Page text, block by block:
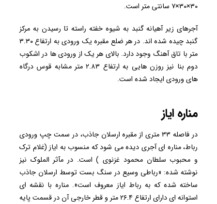
۳۰×۳۰×۷ سانتی متر است.
آجرهای زیر آهیانه گنبد به شیوه خفته راسته تا رسیدن به مرکز
گنبد چیده شده اند. در هر ضلع مقبره یک ورودی به ارتفاع ۳.۳۰
متر با تاق آهنگ وجود دارد. بالای هر یک از ورودی ها در اشکوب
دوم بنا نیز روزن هایی به ارتفاع ۲.۸۳ متر مشابه قوس درگاه
های ورودی ایجاد شده است.
مناره ایاز
در فاصله ۳۳ متری از مقبره ارسلان جاذب، در سمت چپ ورودی
رباط، مناره ای آجری دیده می شود که منسوب به ایاز (غلام ترک
و محبوب سلطان محمود غزنوی ) است. در مآثر الملوک نیز
نوشته شده: «رباطی وسیع در سنگ بست توسط ارسلان جاذب
ساخته شده که به رباط ایاز معروف است». مناره با نقشه ای
استوانه ای دارای ارتفاع ۲۶.۴ متر و قطر خارجی آن در قسمت پایه